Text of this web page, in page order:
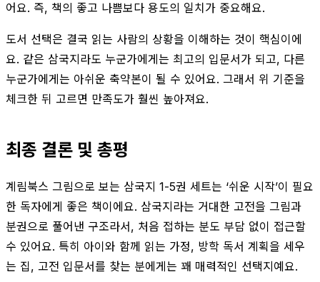
어요. 즉, 책의 좋고 나쁨보다 용도의 일치가 중요해요.
도서 선택은 결국 읽는 사람의 상황을 이해하는 것이 핵심이에
요. 같은 삼국지라도 누군가에게는 최고의 입문서가 되고, 다른
누군가에게는 아쉬운 축약본이 될 수 있어요. 그래서 위 기준을
체크한 뒤 고르면 만족도가 훨씬 높아져요.
최종 결론 및 총평
계림북스 그림으로 보는 삼국지 1-5권 세트는 ‘쉬운 시작’이 필요
한 독자에게 좋은 책이에요. 삼국지라는 거대한 고전을 그림과
분권으로 풀어낸 구조라서, 처음 접하는 분도 부담 없이 접근할
수 있어요. 특히 아이와 함께 읽는 가정, 방학 독서 계획을 세우
는 집, 고전 입문서를 찾는 분에게는 꽤 매력적인 선택지예요.